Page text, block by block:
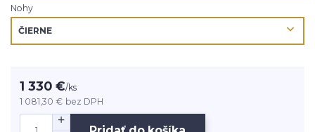
Nohy
1 330 €/ks
1 081,30 € bez DPH